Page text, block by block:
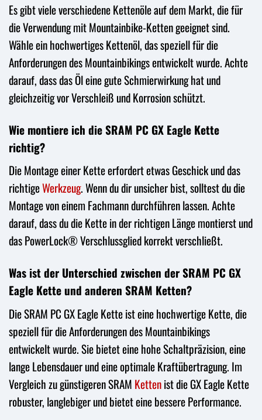
Es gibt viele verschiedene Kettenöle auf dem Markt, die für
die Verwendung mit Mountainbike-Ketten geeignet sind.
Wähle ein hochwertiges Kettenöl, das speziell für die
Anforderungen des Mountainbikings entwickelt wurde. Achte
darauf, dass das Öl eine gute Schmierwirkung hat und
gleichzeitig vor Verschleiß und Korrosion schützt.
Wie montiere ich die SRAM PC GX Eagle Kette
richtig?
Die Montage einer Kette erfordert etwas Geschick und das
richtigeWerkzeug. Wenn du dir unsicher bist, solltest du die
Montage von einem Fachmann durchführen lassen. Achte
darauf, dass du die Kette in der richtigen Länge montierst und
das PowerLock® Verschlussglied korrekt verschließt.
Was ist der Unterschied zwischen der SRAM PC GX
Eagle Kette und anderen SRAM Ketten?
Die SRAM PC GX Eagle Kette ist eine hochwertige Kette, die
speziell für die Anforderungen des Mountainbikings
entwickelt wurde. Sie bietet eine hohe Schaltpräzision, eine
lange Lebensdauer und eine optimale Kraftübertragung. Im
Vergleich zu günstigeren SRAM Kettenist die GX Eagle Kette
robuster, langlebiger und bietet eine bessere Performance.